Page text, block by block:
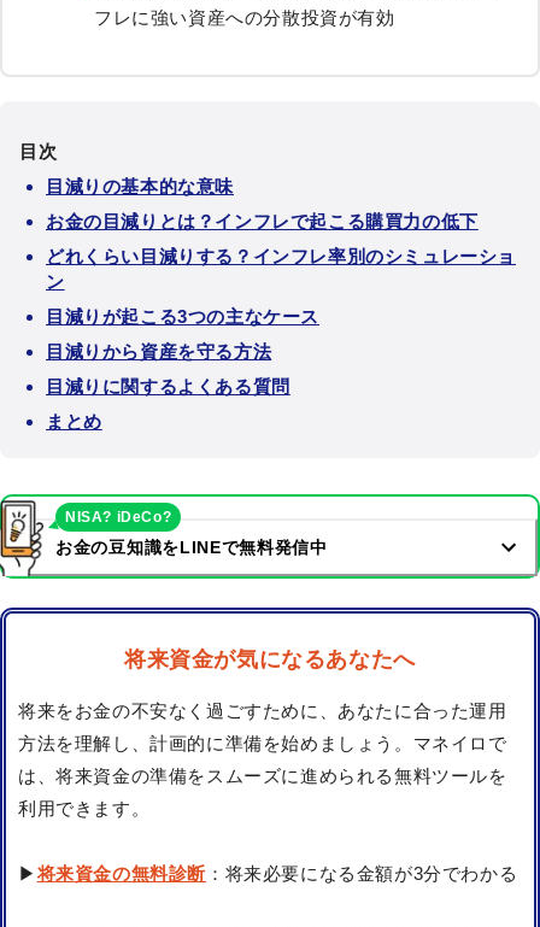
フレに強い資産への分散投資が有効
目次
目減りの基本的な意味
お金の目減りとは？インフレで起こる購買力の低下
どれくらい目減りする？インフレ率別のシミュレーショ
ン
目減りが起こる3つの主なケース
目減りから資産を守る方法
目減りに関するよくある質問
まとめ
お金の豆知識をLINEで無料発信中
NISA? iDeCo?
将来資金が気になるあなたへ
将来をお金の不安なく過ごすために、あなたに合った運用
方法を理解し、計画的に準備を始めましょう。マネイロで
は、将来資金の準備をスムーズに進められる無料ツールを
利用できます。
▶将来資金の無料診断 ：将来必要になる金額が3分でわかる